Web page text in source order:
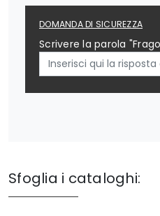
DOMANDA DI SICUREZZA
Scrivere la parola
Sfoglia i cataloghi: